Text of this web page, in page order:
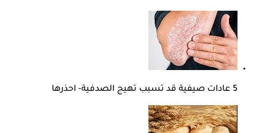
5 عادات صيفية قد تسبب تهيج الصدفية- احذرها